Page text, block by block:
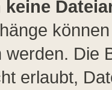
Die
erlaubt,